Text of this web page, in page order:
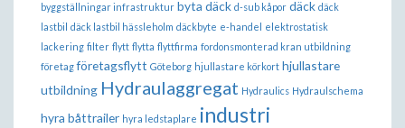
byggställningar infrastruktur byta däck d-sub kåpor däck däck
lastbil däck lastbil hässleholm däckbyte e-handel elektrostatisk
lackering filter flytt flytta flyttfirma fordonsmonterad kran utbildning
företag företagsflytt Göteborg hjullastare körkort hjullastare
utbildning Hydraulaggregat Hydraulics Hydraulschema
hyra båttrailer hyra ledstaplare industri